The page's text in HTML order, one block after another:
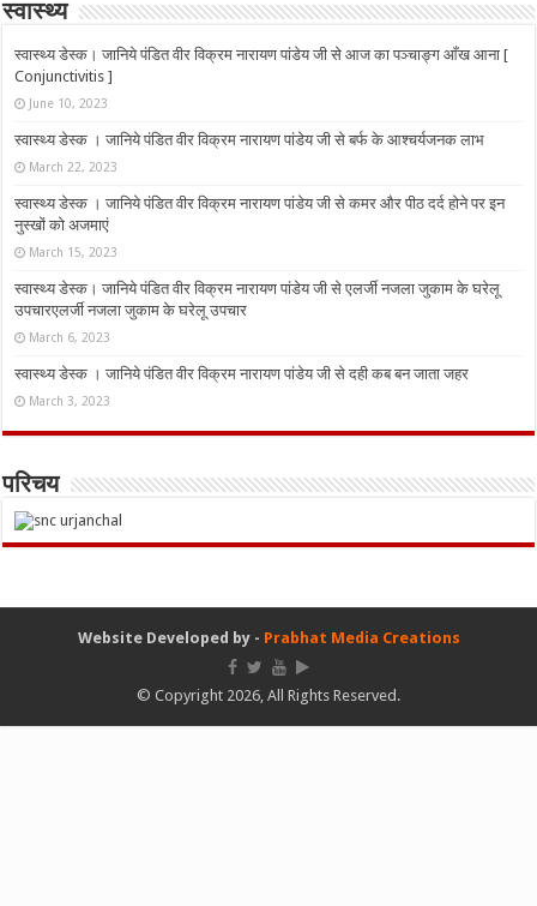
स्वास्थ्य
स्वास्थ्य डेस्क। जानिये पंडित वीर विक्रम नारायण पांडेय जी से आज का पञ्चाङ्ग आँख आना [
Conjunctivitis ]
June 10, 2023
स्वास्थ्य डेस्क । जानिये पंडित वीर विक्रम नारायण पांडेय जी से बर्फ के आश्चर्यजनक लाभ
March 22, 2023
स्वास्थ्य डेस्क । जानिये पंडित वीर विक्रम नारायण पांडेय जी से कमर और पीठ दर्द होने पर इन
नुस्‍खों को अजमाएं
March 15, 2023
स्वास्थ्य डेस्क। जानिये पंडित वीर विक्रम नारायण पांडेय जी से एलर्जी नजला जुकाम के घरेलू
उपचारएलर्जी नजला जुकाम के घरेलू उपचार
March 6, 2023
स्वास्थ्य डेस्क । जानिये पंडित वीर विक्रम नारायण पांडेय जी से दही कब बन जाता जहर
March 3, 2023
परिचय
Website Developed by - Prabhat Media Creations
© Copyright 2026, All Rights Reserved.